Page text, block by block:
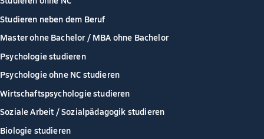
Studieren neben dem Beruf
Master ohne Bachelor / MBA ohne Bachelor
Psychologie studieren
Psychologie ohne NC studieren
Wirtschaftspsychologie studieren
Soziale Arbeit / Sozialpädagogik studieren
Biologie studieren